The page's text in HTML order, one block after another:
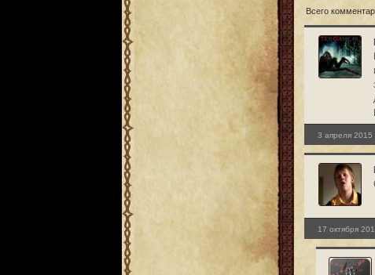
Всего
3 апреля 2015
17 октября